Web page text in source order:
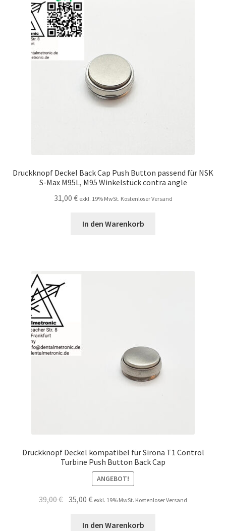
Druckknopf Deckel Back Cap Push Button passend für NSK
S-Max M95L, M95 Winkelstück contra angle
31,00 € exkl. 19% MwSt. Kostenloser Versand
In den Warenkorb
Druckknopf Deckel kompatibel für Sirona T1 Control
Turbine Push Button Back Cap
ANGEBOT!
39,00€ Ursprünglicher
35,00€Aktueller
ist:
exkl. 19% MwSt. Kostenloser Versand
In den Warenkorb